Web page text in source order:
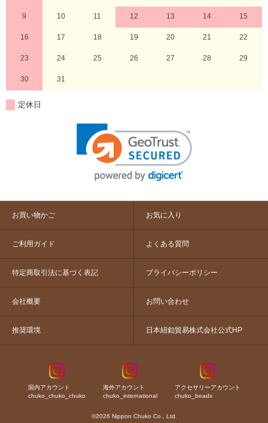
9 10 11 12 13 14 15
16 17 18 19 20 21 22
23 24 25 26 27 28 29
30 31
定休日
お買い物かご お気に入り
ご利用ガイド よくある質問
特定商取引法に基づく表記 プライバシーポリシー
会社概要 お問い合わせ
推奨環境 日本紐釦貿易株式会社公式HP
国内アカウント
chuko_chuko_chuko
海外アカウント
chuko_international
アクセサリーアカウント
chuko_beads
©2026 Nippon Chuko Co., Ltd.